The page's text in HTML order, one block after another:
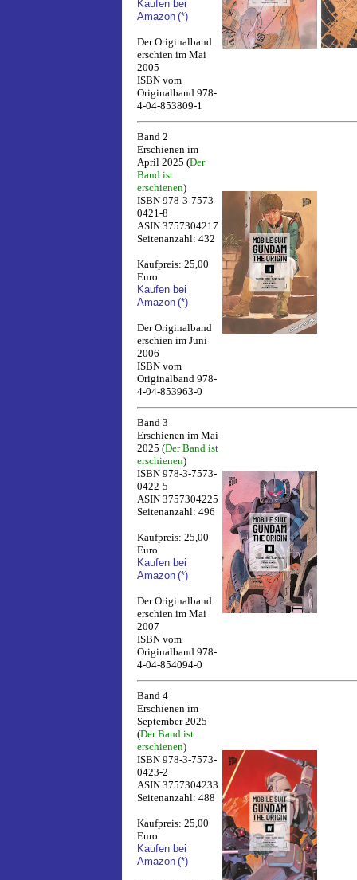
Kaufen bei
Amazon (*)
Der Originalband
erschien im Mai
2005
ISBN vom
Originalband 978-
4-04-853809-1
Band 2
Erschienen im
April 2025 (Der
Band ist
erschienen)
ISBN 978-3-7573-
0421-8
ASIN 3757304217
Seitenanzahl: 432
Kaufpreis: 25,00
Euro
Kaufen bei
Amazon (*)
Der Originalband
erschien im Juni
2006
ISBN vom
Originalband 978-
4-04-853963-0
Band 3
Erschienen im Mai
2025 (Der Band ist
erschienen)
ISBN 978-3-7573-
0422-5
ASIN 3757304225
Seitenanzahl: 496
Kaufpreis: 25,00
Euro
Kaufen bei
Amazon (*)
Der Originalband
erschien im Mai
2007
ISBN vom
Originalband 978-
4-04-854094-0
Band 4
Erschienen im
September 2025
(Der Band ist
erschienen)
ISBN 978-3-7573-
0423-2
ASIN 3757304233
Seitenanzahl: 488
Kaufpreis: 25,00
Euro
Kaufen bei
Amazon (*)